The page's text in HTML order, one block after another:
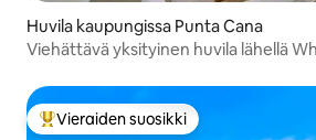
Huvila kaupungissa Punta Cana
Viehättävä yksityinen huvila lähellä
Vieraiden suosikkien parhaimmistoa
Vieraiden suosikki